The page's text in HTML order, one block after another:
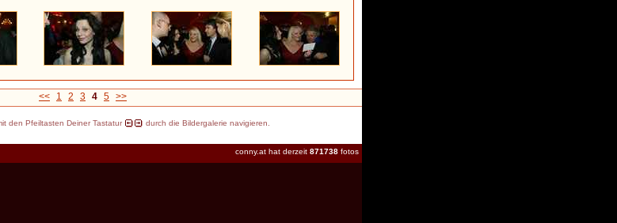
<< 1 2 3 4 5 >>
den Pfeiltasten Deiner Tastatur durch die Bildergalerie navigieren.
conny.at hat derzeit 871738 fotos